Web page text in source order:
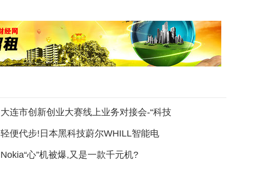
大连市创新创业大赛线上业务对接会-“科技
轻便代步!日本黑科技蔚尔WHILL智能电
Nokia“心”机被爆,又是一款千元机?